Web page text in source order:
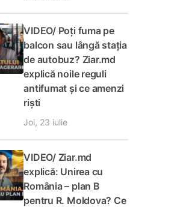
VIDEO/ Poți fuma pe
balcon sau lângă stația
de autobuz? Ziar.md
explică noile reguli
antifumat și ce amenzi
riști
Joi, 23 iulie
VIDEO/ Ziar.md
explică: Unirea cu
România – plan B
pentru R. Moldova? Ce